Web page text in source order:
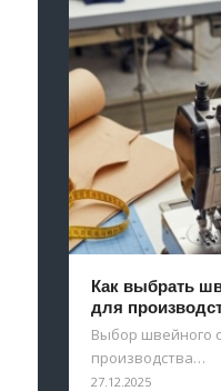
Как выбрать
для
Выбор швейного
производства…
27.12.2025